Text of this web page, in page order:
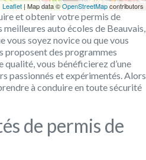
Leaflet | Map data ©OpenStreetMapcontributors
et obtenir votre permis de
auto écoles de Beauvais,
soyez novice ou que vous
proposent des programmes
qualité, vous bénéficierez d’une
passionnés et expérimentés. Alors
à conduire en toute sécurité
de permis de